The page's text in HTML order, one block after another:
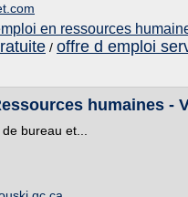
en ressources
/ offre d emploi
humaines -
bureau et...